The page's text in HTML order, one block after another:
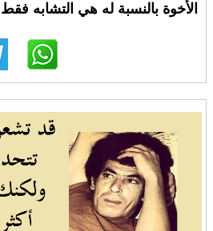
الأخوة بالنسبة له هي التشابه